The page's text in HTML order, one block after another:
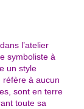
l’atelier
symboliste à
un style
réfère à aucun
sont en terre
toute sa